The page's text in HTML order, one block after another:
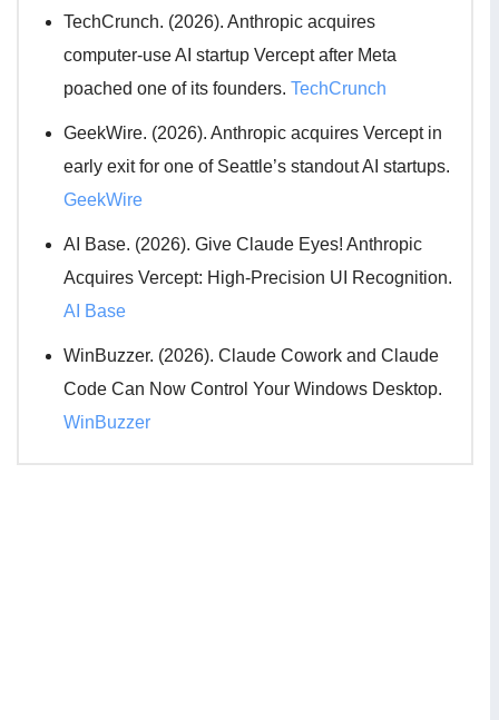
TechCrunch. (2026). Anthropic acquires
computer-use AI startup Vercept after Meta
poached one of its founders. TechCrunch
GeekWire. (2026). Anthropic acquires Vercept in
early exit for one of Seattle’s standout AI startups.
GeekWire
AI Base. (2026). Give Claude Eyes! Anthropic
Acquires Vercept: High-Precision UI Recognition.
AI Base
WinBuzzer. (2026). Claude Cowork and Claude
Code Can Now Control Your Windows Desktop.
WinBuzzer